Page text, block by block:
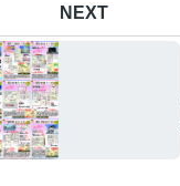
NEXT